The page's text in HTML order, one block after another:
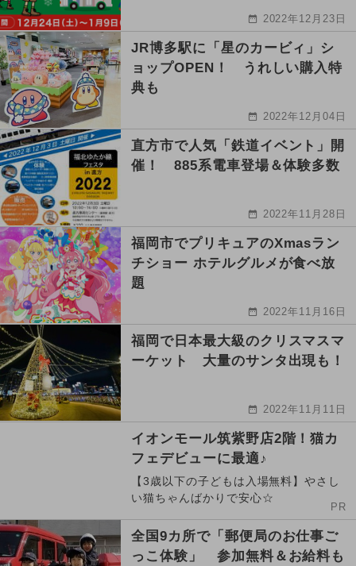
2022年12月23日
JR博多駅に「星のカービィ」シ
ョップOPEN！ うれしい購入特
典も
2022年12月04日
直方市で人気「鉄道イベント」開
催！ 885系電車登場＆体験多数
2022年11月28日
福岡市でプリキュアのXmasラン
チショー ホテルグルメが食べ放
題
2022年11月16日
福岡で日本最大級のクリスマスマ
ーケット 大量のサンタ出現も！
2022年11月11日
イオンモール筑紫野店2階！猫カ
フェデビューに最適♪
【3歳以下の子どもは入場無料】やさし
い猫ちゃんばかりで安心☆
PR
全国9カ所で「郵便局のお仕事ご
っこ体験」 参加無料＆お給料も